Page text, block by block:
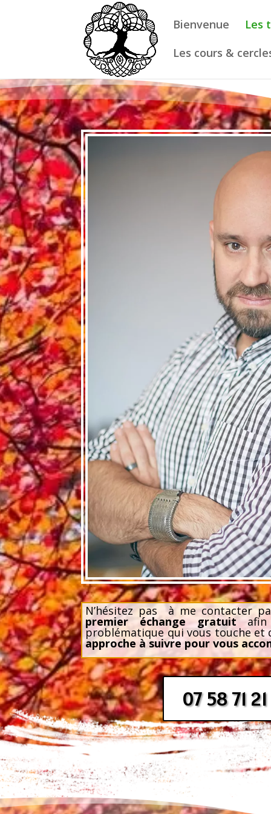
Bienvenue Les
Les cours &
N’hésitez pas à me contacter
premier échange gratuit afin
problématique qui vous touche et
approche à suivre pour vous
07 58 71 21